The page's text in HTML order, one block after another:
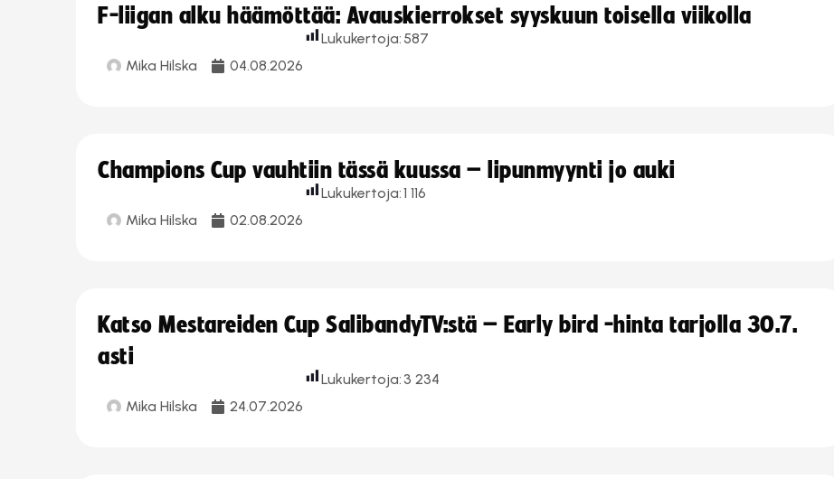
F-liigan alku häämöttää: Avauskierrokset syyskuun toisella viikolla
Mika Hilska 04.08.2026
Lukukertoja: 587
Champions Cup vauhtiin tässä kuussa – lipunmyynti jo auki
Mika Hilska 02.08.2026
Lukukertoja:1 116
Katso Mestareiden Cup SalibandyTV:stä – Early bird -hinta tarjolla 30.7.
asti
Mika Hilska 24.07.2026
Lukukertoja: 3 234